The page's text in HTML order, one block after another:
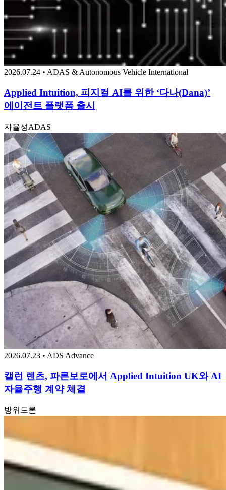
2026.07.24 • ADAS & Autonomous Vehicle International
Applied Intuition, 피지컬 AI를 위한 ‘다나(Dana)’
에이전트 플랫폼 출시
자율성ADAS
2026.07.23 • ADS Advance
캘런 렌츠, 파른보로에서 Applied Intuition UK와 AI
자율주행 계약 체결
방위 드론